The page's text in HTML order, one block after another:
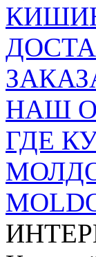
НАШ
ГДЕ